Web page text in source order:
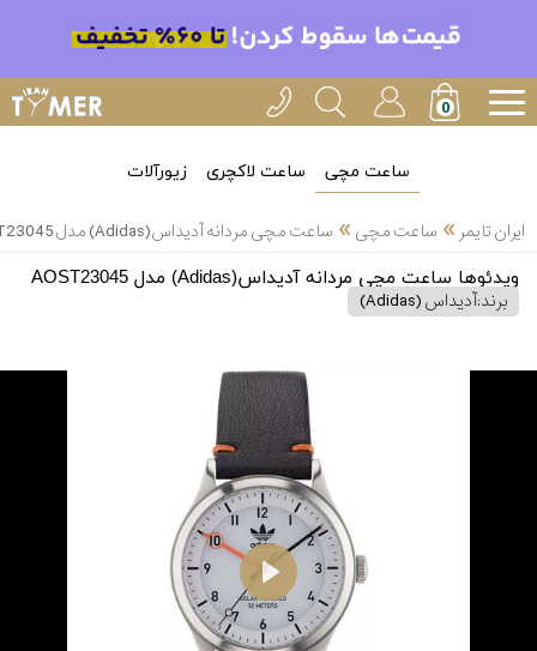
ساعت مچی ساعت لاکچری زیورآلات
ایران تایمر » ساعت مچی» ساعت مچی مردانه آدیداس(Adidas) مدل AOST23045
ویدئوها ساعت مچی مردانه آدیداس(Adidas) مدل AOST23045
برند:آدیداس (Adidas)